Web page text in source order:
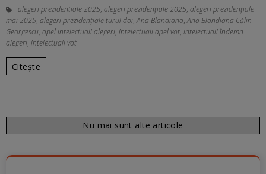
alegeri prezidentiale 2025, alegeri prezidențiale 2025, alegeri prezidențiale
mai 2025, alegeri prezidențiale turul doi,Ana Blandiana,Ana Blandiana Călin
Georgescu, apel intelectuali alegeri, intelectuali apel vot, intelectuali îndemn
alegeri, intelectuali vot
Citește
Nu mai sunt alte articole